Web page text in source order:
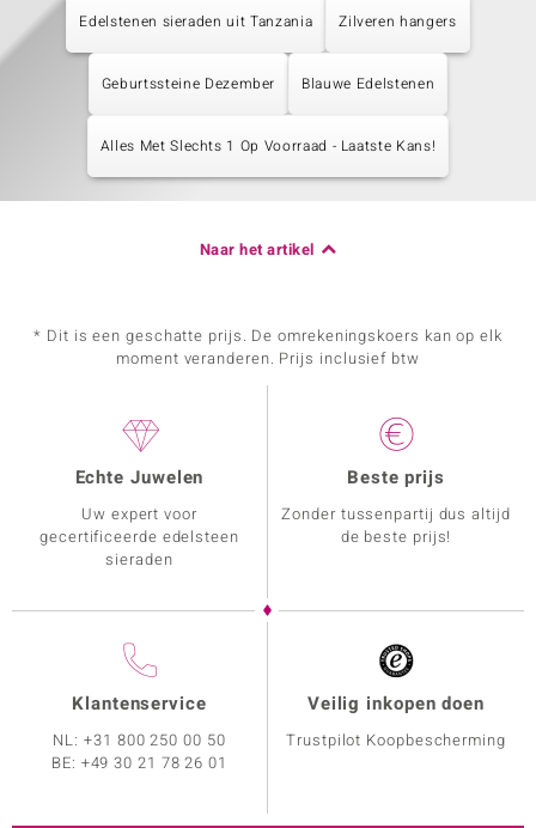
Edelstenen sieraden uit Tanzania Zilveren hangers
Geburtssteine Dezember Blauwe Edelstenen
Alles Met Slechts 1 Op Voorraad - Laatste Kans!
Naar het artikel
* Dit is een geschatte prijs. De omrekeningskoers kan op elk
moment veranderen. Prijs inclusief btw
Echte Juwelen
Uw expert voor
gecertificeerde edelsteen
sieraden
Beste prijs
Zonder tussenpartij dus altijd
de beste prijs!
Klantenservice
NL:+31 800 250 00 50
BE: +49 30 21 78 26 01
Veilig inkopen doen
Trustpilot Koopbescherming